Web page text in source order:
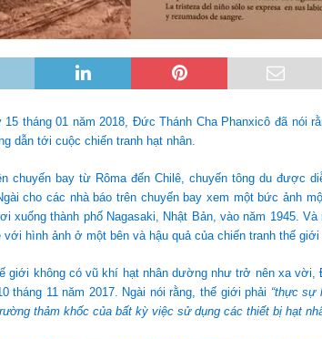
15 tháng 01 năm 2018, Đức Thánh Cha Phanxicô đã nói
dẫn tới cuộc chiến tranh hạt nhân.
chuyến bay từ Rôma đến Chilê, chuyến tông du được
cho các nhà báo trên chuyến bay xem một bức ảnh
xuống thành phố Nagasaki, Nhật Bản, vào năm 1945.
hình ảnh ở một bên và hậu quả của chiến tranh thế giới
giới không có vũ khí hạt nhân dường như trở nên xa vời,
tháng 11 năm 2017. Ngài nói rằng, thế giới phải “thực sự
thảm khốc của bất kỳ việc sử dụng các thiết bị hạt